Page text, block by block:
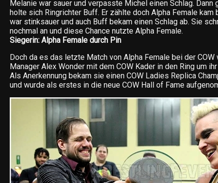
Melanie war sauer und verpasste Michel einen Schlag. Dann
holte sich Ringrichter Buff. Er zählte doch Alpha Female kam
war stinksauer und auch Buff bekam einen Schlag ab. Sie
nochmal an und diese Chance nutzte Alpha Female.
Siegerin: Alpha Female durch Pin
Doch da es das letzte Match von Alpha Female bei der COW
Manager Alex Wonder mit dem COW Kader in den Ring um
Als Anerkennung bekam sie einen COW Ladies Replica
und wurde als erstes in die neue COW Hall of Fame